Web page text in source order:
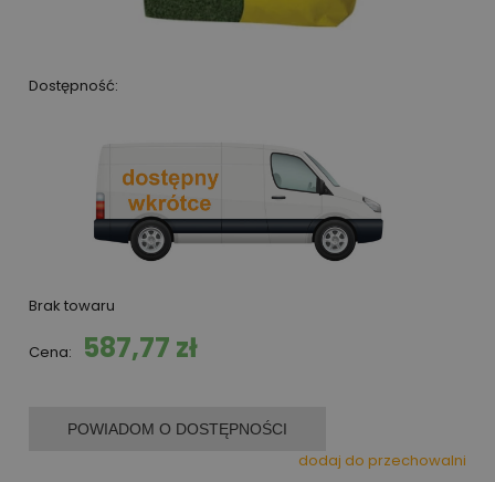
Dostępność:
Brak towaru
Cena: 587,77 zł
POWIADOM O DOSTĘPNOŚCI
dodaj do przechowalni